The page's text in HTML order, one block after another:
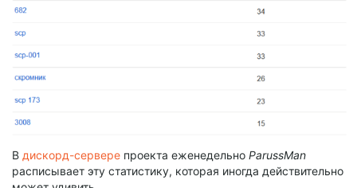
В дискорд-сервере проекта еженедельно ParussMan
расписывает эту статистику, которая иногда действительно